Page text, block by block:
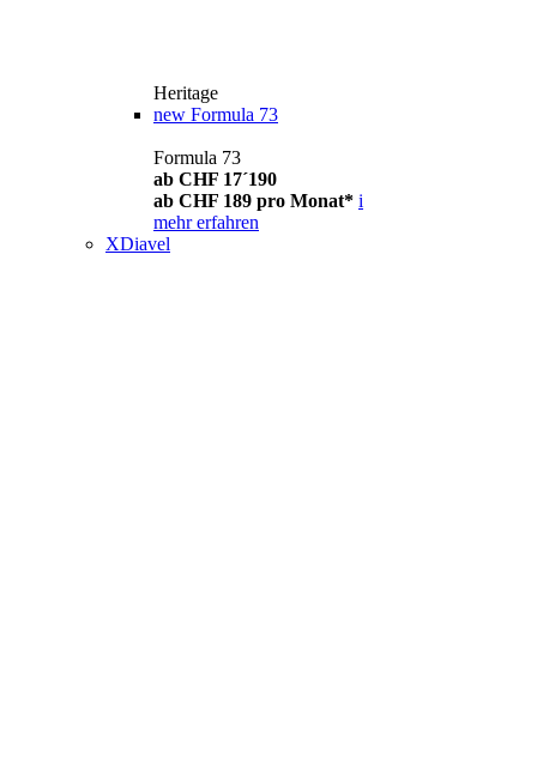
Heritage
new Formula 73
Formula 73
ab CHF 17´190
ab CHF 189 pro Monat* i
mehr erfahren
XDiavel